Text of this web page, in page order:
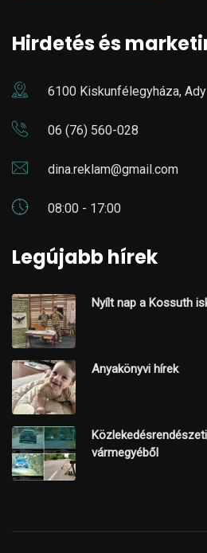
Hirdetés és
6100 Kiskunfélegyháza, Ady
06 (76) 560-028
dina.reklam@gmail.com
08:00 - 17:00
Legújabb hírek
Nyílt nap a Kossuth
Anyakönyvi hírek
vármegyéből